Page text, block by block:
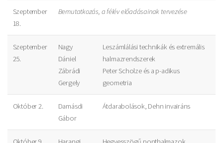
Szeptember
18.
Bemutatkozás, a félév előadásainak tervezése
Szeptember
25.
Nagy
Dániel
Zábrádi
Gergely
Leszámlálási technikák és extremális
halmazrendszerek
Peter Scholze és a p-adikus
geometria
Október 2.
Damásdi
Gábor
Átdarabolások, Dehn invairáns